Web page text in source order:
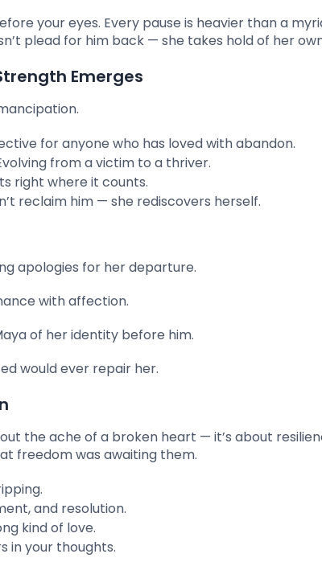
your eyes. Every pause is heavier than a
plead for him back — she takes hold of her
Emerges
for anyone who has loved with abandon.
from a victim to a thriver.
right where it counts.
reclaim him — she rediscovers herself.
apologies for her departure.
with affection.
of her identity before him.
would ever repair her.
the ache of a broken heart — it’s about
freedom was awaiting them.
and resolution.
kind of love.
in your thoughts.